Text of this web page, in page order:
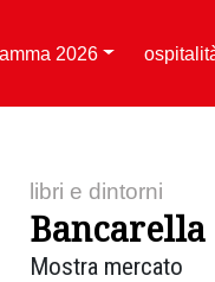
2026
libri e dintorni
Mostra mercato